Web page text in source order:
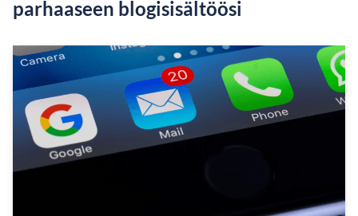
parhaaseen blogisisältöösi